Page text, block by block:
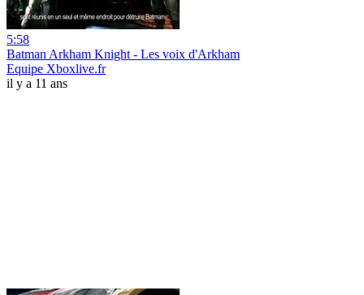
5:58
Batman Arkham Knight - Les voix d'Arkham
Equipe Xboxlive.fr
il y a 11 ans